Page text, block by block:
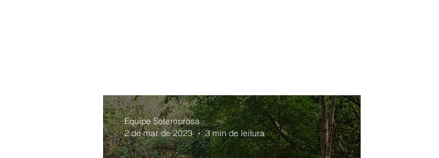
Equipe Soteroprosa
2 de mar. de 2023
3 min de leitura